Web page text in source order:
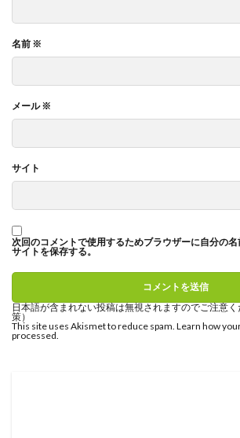
名前 ※
メール※
サイト
次回のコメントで使用するためブラウザーに自分の名
サイトを保存する。
日本語が含まれない投稿は無視されますのでご注意
策）
This site uses Akismet to reduce spam. Learn how
processed.